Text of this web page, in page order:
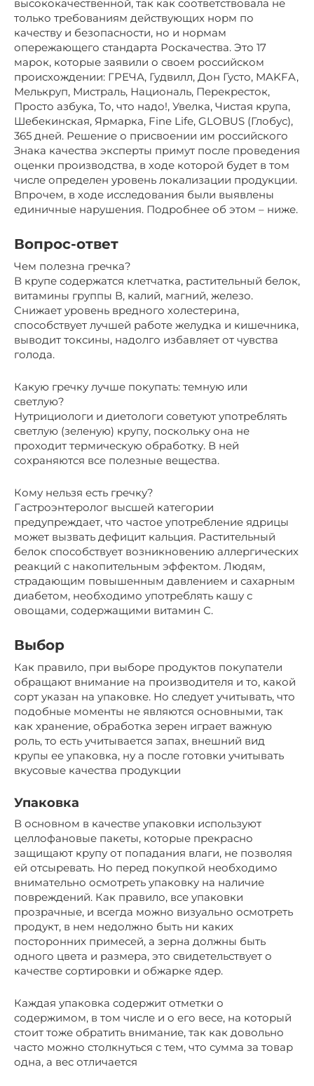
высококачественной, так как соответствовала не
только требованиям действующих норм по
качеству и безопасности, но и нормам
опережающего стандарта Роскачества. Это 17
марок, которые заявили о своем российском
происхождении: ГРЕЧА, Гудвилл, Дон Густо, MAKFA,
Мелькруп, Мистраль, Националь, Перекресток,
Просто азбука, То, что надо!, Увелка, Чистая крупа,
Шебекинская, Ярмарка, Fine Life, GLOBUS (Глобус),
365 дней. Решение о присвоении им российского
Знака качества эксперты примут после проведения
оценки производства, в ходе которой будет в том
числе определен уровень локализации продукции.
Впрочем, в ходе исследования были выявлены
единичные нарушения. Подробнее об этом – ниже.
Вопрос-ответ
Чем полезна гречка?
В крупе содержатся клетчатка, растительный белок,
витамины группы В, калий, магний, железо.
Снижает уровень вредного холестерина,
способствует лучшей работе желудка и кишечника,
выводит токсины, надолго избавляет от чувства
голода.
Какую гречку лучше покупать: темную или
светлую?
Нутрициологи и диетологи советуют употреблять
светлую (зеленую) крупу, поскольку она не
проходит термическую обработку. В ней
сохраняются все полезные вещества.
Кому нельзя есть гречку?
Гастроэнтеролог высшей категории
предупреждает, что частое употребление ядрицы
может вызвать дефицит кальция. Растительный
белок способствует возникновению аллергических
реакций с накопительным эффектом. Людям,
страдающим повышенным давлением и сахарным
диабетом, необходимо употреблять кашу с
овощами, содержащими витамин С.
Выбор
Как правило, при выборе продуктов покупатели
обращают внимание на производителя и то, какой
сорт указан на упаковке. Но следует учитывать, что
подобные моменты не являются основными, так
как хранение, обработка зерен играет важную
роль, то есть учитывается запах, внешний вид
крупы ее упаковка, ну а после готовки учитывать
вкусовые качества продукции
Упаковка
В основном в качестве упаковки используют
целлофановые пакеты, которые прекрасно
защищают крупу от попадания влаги, не позволяя
ей отсыревать. Но перед покупкой необходимо
внимательно осмотреть упаковку на наличие
повреждений. Как правило, все упаковки
прозрачные, и всегда можно визуально осмотреть
продукт, в нем недолжно быть ни каких
посторонних примесей, а зерна должны быть
одного цвета и размера, это свидетельствует о
качестве сортировки и обжарке ядер.
Каждая упаковка содержит отметки о
содержимом, в том числе и о его весе, на который
стоит тоже обратить внимание, так как довольно
часто можно столкнуться с тем, что сумма за товар
одна, а вес отличается